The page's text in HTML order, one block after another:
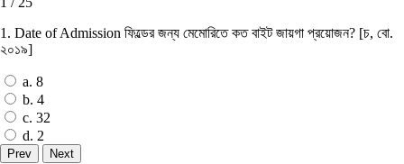
1. Date of Admission ফিল্ডের জন্য মেমােরিতে কত বাইট জায়গা প্রয়ােজন? [চ, বাে.
২০১৯]
a. 8
b. 4
c. 32
d. 2